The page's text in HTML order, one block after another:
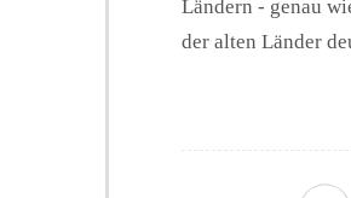
Ländern - genau
der alten Länder